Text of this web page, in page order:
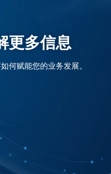
更多信息
何赋能您的业务发展。